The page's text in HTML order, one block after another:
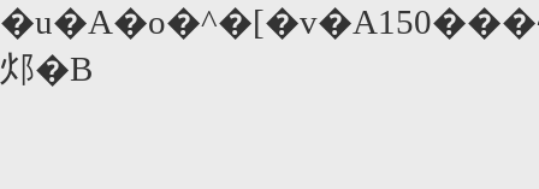
邩�B